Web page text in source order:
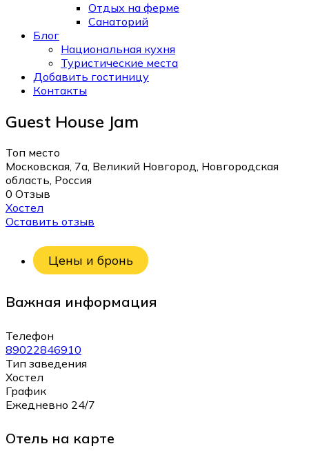
Отдых на ферме
Санаторий
Блог
Национальная кухня
Туристические места
Добавить гостиницу
Контакты
Guest House Jam
Топ место
Московская, 7а, Великий Новгород, Новгородская
область, Россия
0 Отзыв
Хостел
Оставить отзыв
Цены и бронь
Важная информация
Телефон
89022846910
Тип заведения
Хостел
График
Ежедневно 24/7
Отель на карте